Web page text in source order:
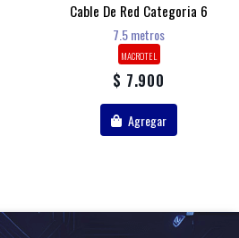
Cable De Red Categoria 6
7.5 metros
MACROTEL
$ 7.900
Agregar